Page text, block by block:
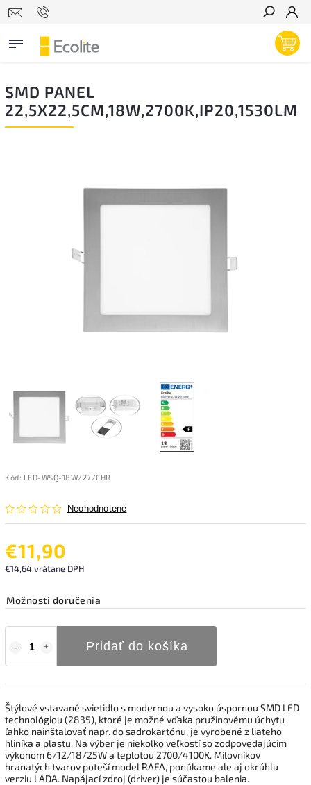
Hľadať
SMD PANEL
22,5X22,5CM,18W,2700K,IP20,1530LM
Kód: LED-WSQ-18W/27/CHR
Neohodnotené
€11,90
€14,64 vrátane DPH
Možnosti doručenia
Pridať do košíka
Štýlové vstavané svietidlo s modernou a vysoko úspornou SMD LED
technológiou (2835), ktoré je možné vďaka pružinovému úchytu
ľahko nainštalovať napr. do sadrokartónu, je vyrobené z liateho
hliníka a plastu. Na výber je niekoľko veľkostí so zodpovedajúcim
výkonom 6/12/18/25W a teplotou 2700/4100K. Milovníkov
hranatých tvarov poteší model RAFA, ponúkame ale aj okrúhlu
verziu LADA. Napájací zdroj (driver) je súčasťou balenia.